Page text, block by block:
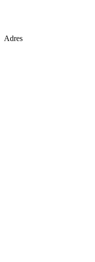
Adres